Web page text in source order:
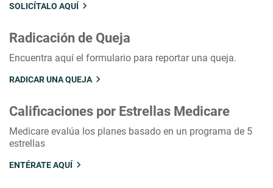
SOLICÍTALO AQUÍ
Radicación de Queja
Encuentra aquí el formulario para reportar una queja.
RADICAR UNA QUEJA
Calificaciones por Estrellas Medicare
Medicare evalúa los planes basado en un programa de 5
estrellas
ENTÉRATE AQUÍ